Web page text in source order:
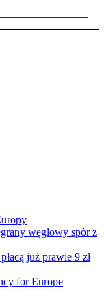
węglowy spór z
już prawie 9 zł
for Europe